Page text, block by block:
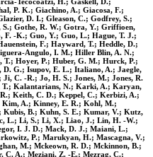
Tecocoatzi, H.; Gaskell, D.;
P. K.; Giachino, A.; Giacosa, F.;
D. I.; Gleason, C.; Godfrey, S.;
S.; Gothe, R. W.; Gotra, Y.; Griffioen,
F. -K.; Guo, Y.; Guo, L.; Hague, T. J.;
F.; Hayward, T.; Heddle, D.;
Angulo, I. M.; Hiller Blin, A. N.;
Hoyer, P.; Huber, G. M.; Hurck, P.;
G.; Isupov, E. L.; Italiano, A.; Jaegle,
C. -R.; Jo, H. S.; Jones, M.; Jones, R.
T.; Kalantarians, N.; Karki, A.; Karyan,
Keith, C. D.; Keppel, C.; Kerbizi, A.;
A.; Kinney, E. R.; Kohl, M.;
B.; Kuhn, S. E.; Kumar, V.; Kutz,
L.; Li, S.; Li, X.; Liao, J.; Lin, H. -W.;
I. J. D.; Mack, D. J.; Maiani, L.;
P.; Marukyan, H.; Mascagna, V.;
M.; Mckeown, R. D.; Mckinnon, B.;
C. A.; Meziani, Z. -E.; Mezrag, C.;